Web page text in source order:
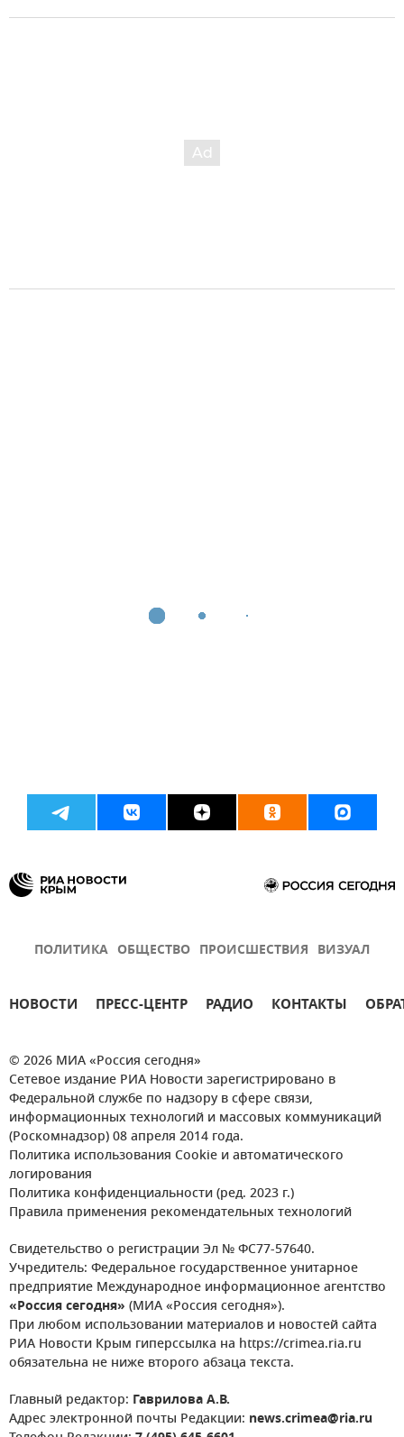
ПОЛИТИКА ОБЩЕСТВО ПРОИСШЕСТВИЯ ВИЗУАЛ
НОВОСТИ ПРЕСС-ЦЕНТР РАДИО КОНТАКТЫ
© 2026 МИА «Россия сегодня»
Сетевое издание РИА Новости зарегистрировано в
Федеральной службе по надзору в сфере связи,
информационных технологий и массовых коммуникаций
(Роскомнадзор) 08 апреля 2014 года.
Политика использования Cookie и автоматического
логирования
Политика конфиденциальности (ред. 2023 г.)
Правила применения рекомендательных технологий
Свидетельство о регистрации Эл № ФС77-57640.
Учредитель: Федеральное государственное унитарное
предприятие Международное информационное агентство
«Россия сегодня» (МИА «Россия сегодня»).
При любом использовании материалов и новостей сайта
РИА Новости Крым гиперссылка на https://crimea.ria.ru
обязательна не ниже второго абзаца текста.
Главный редактор: Гаврилова А.В.
Адрес электронной почты Редакции: news.crimea@ria.ru